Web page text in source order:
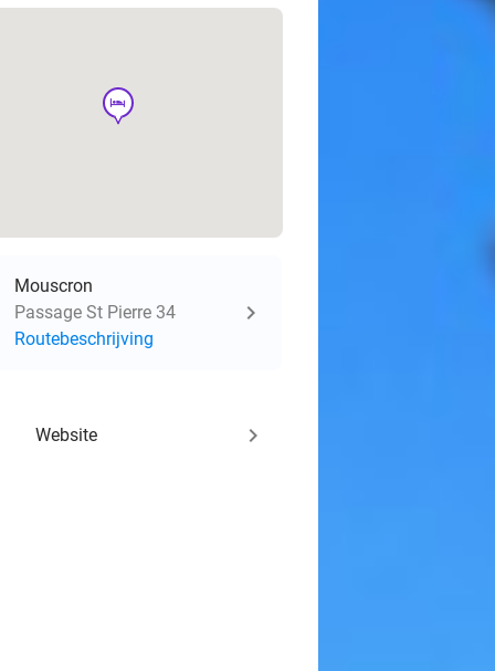
hotel
Mouscron
Passage St Pierre 34
Routebeschrijving
Website keyboard_arrow_right